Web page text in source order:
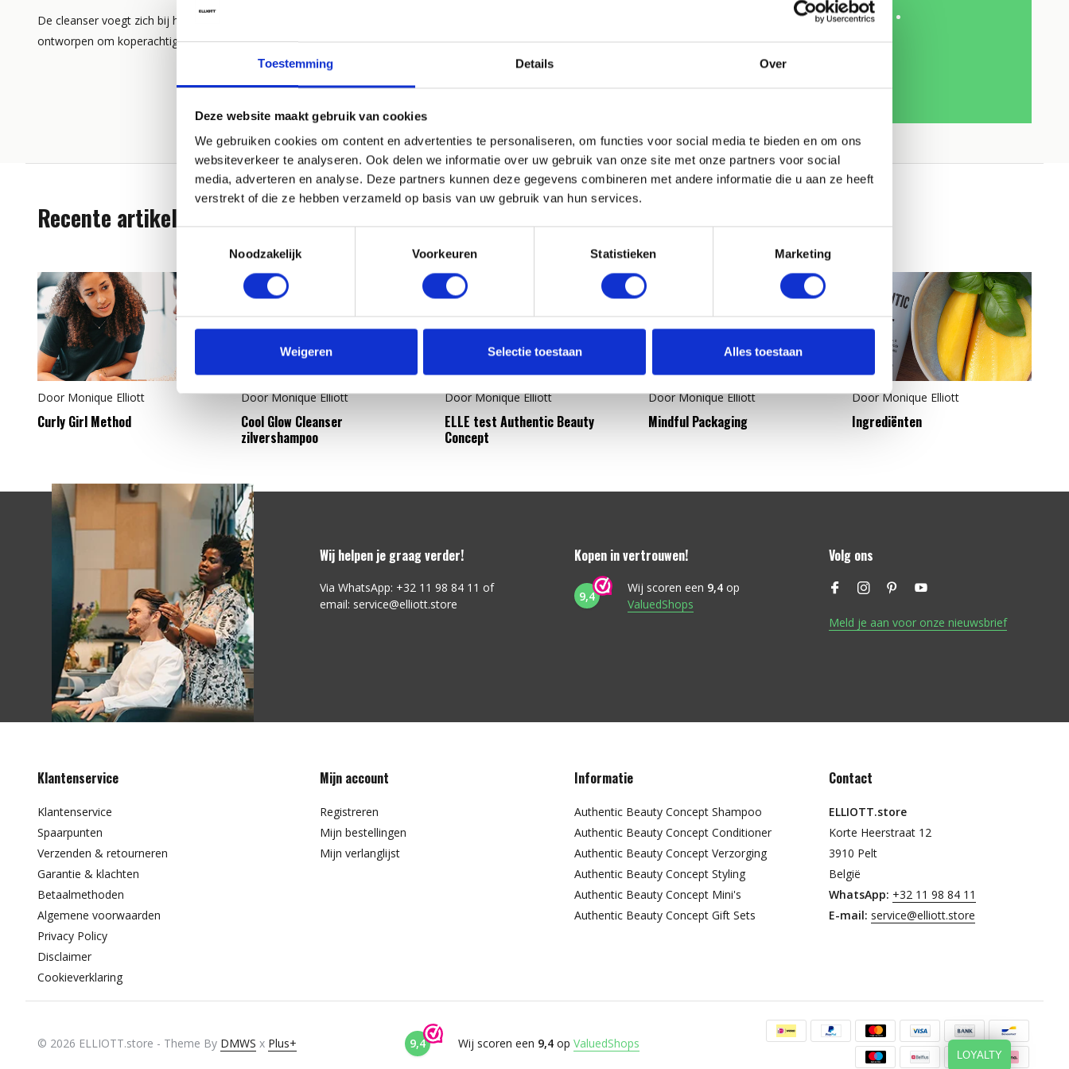
Toestemming Details Over
Deze website maakt gebruik van cookies
We gebruiken cookies om content en advertenties te personaliseren, om functies voor social media te bieden en om ons
websiteverkeer te analyseren. Ook delen we informatie over uw gebruik van onze site met onze partners voor social
media, adverteren en analyse. Deze partners kunnen deze gegevens combineren met andere informatie die u aan ze heeft
verstrekt of die ze hebben verzameld op basis van uw gebruik van hun services.
Noodzakelijk
Voorkeuren Statistieken Marketing
Weigeren Selectie toestaan Alles toestaan
De cleanser voegt zich bij het Glow-assortiment van vegan, Peta-gecertificeerde verzorging voor gekleurd haar en is
ontworpen om koperachtig haar te voorkomen, maar blijft ook trouw aan de merkwaarden van Authentic Beauty Concept.
Recente artikelen
Door Monique Elliott
Curly Girl Method
DoorMonique Elliott
Cool Glow Cleanser
zilvershampoo
DoorMonique Elliott
ELLE test Authentic Beauty
Concept
DoorMonique Elliott
Mindful Packaging
DoorMonique Elliott
Ingrediënten
Wij helpen je graag verder!
Via WhatsApp: +32 11 98 84 11 of
email: service@elliott.store
Kopen in vertrouwen!
9,4
Wij scoren een 9,4 op
ValuedShops
Volg ons
Meld je aan voor onze nieuwsbrief
Klantenservice
Klantenservice
Spaarpunten
Verzenden & retourneren
Garantie & klachten
Betaalmethoden
Algemene voorwaarden
Privacy Policy
Disclaimer
Cookieverklaring
Mijn account
Registreren
Mijn bestellingen
Mijn verlanglijst
Informatie
Authentic Beauty Concept Shampoo
Authentic Beauty Concept Conditioner
Authentic Beauty Concept Verzorging
Authentic Beauty Concept Styling
Authentic Beauty Concept Mini's
Authentic Beauty Concept Gift Sets
Contact
ELLIOTT.store
Korte Heerstraat 12
3910 Pelt
België
WhatsApp: +32 11 98 84 11
E-mail: service@elliott.store
© 2026 ELLIOTT.store - Theme By DMWS x Plus+ 9,4 Wij scoren een 9,4op ValuedShops
LOYALTY